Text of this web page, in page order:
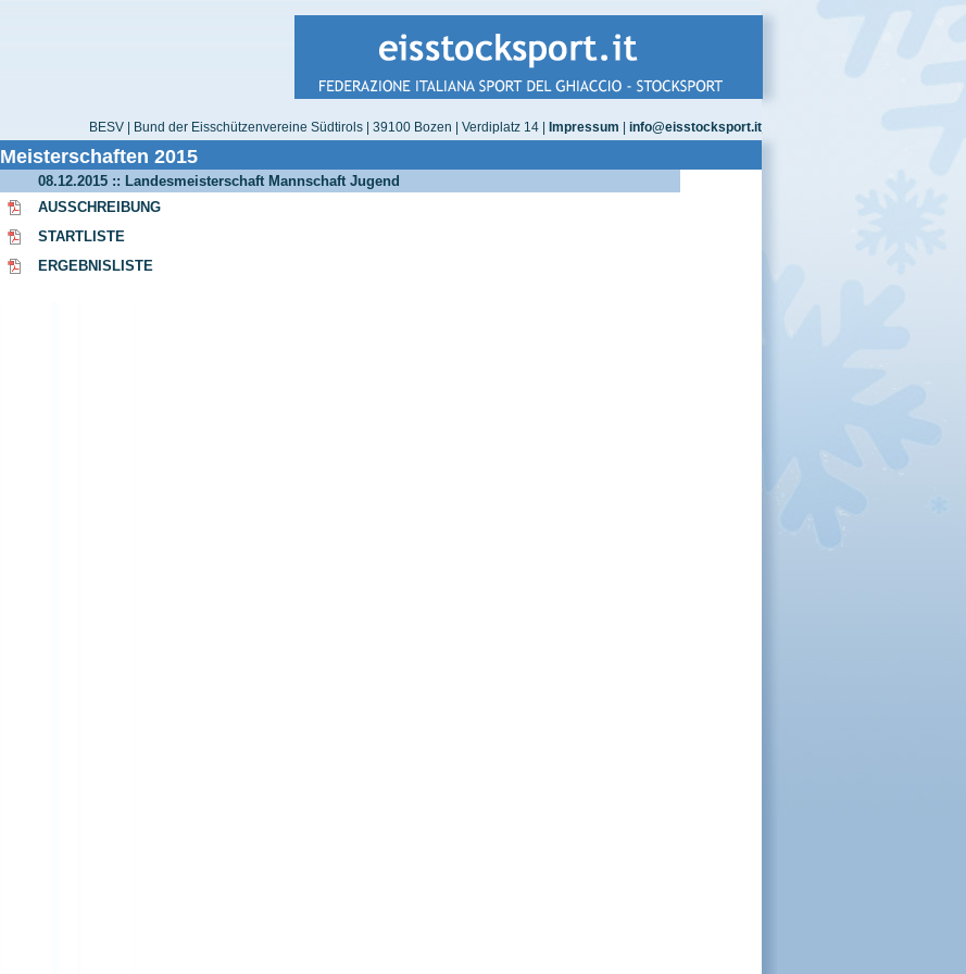
BESV | Bund der Eisschützenvereine Südtirols | 39100 Bozen | Verdiplatz 14 | Impressum info@eisstocksport.it
Meisterschaften 2015
08.12.2015 :: Landesmeisterschaft Mannschaft Jugend
AUSSCHREIBUNG
STARTLISTE
ERGEBNISLISTE